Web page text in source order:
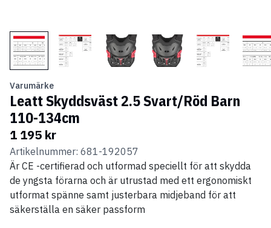
Varumärke
Leatt Skyddsväst 2.5 Svart/Röd Barn
110-134cm
1 195 kr
Artikelnummer: 681-192057
Är CE -certifierad och utformad speciellt för att skydda
de yngsta förarna och är utrustad med ett ergonomiskt
utformat spänne samt justerbara midjeband för att
säkerställa en säker passform